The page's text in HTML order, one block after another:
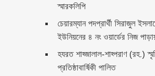
স্মারকলিপি ‎
চেয়ারম্যান পদপ্রার্থী সিরাজুল
ইউনিয়নের ৪ নং ওয়ার্ডের নিজ
হযরত শাহ্জালাল-শাহ্পরাণ (রহ.)
প্রতিষ্ঠাবার্ষিকী পালিত ‎​